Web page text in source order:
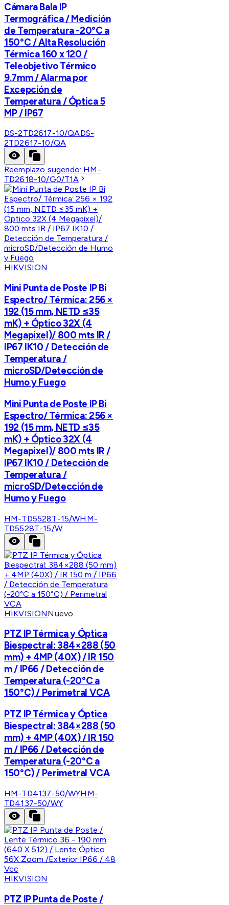
Cámara Bala IP
Termográfica / Medición
de Temperatura -20°C a
150°C / Alta Resolución
Térmica 160 x 120 /
Teleobjetivo Térmico
9.7mm / Alarma por
Excepción de
Temperatura / Óptica 5
MP / IP67
DS-2TD2617-10/QADS-
2TD2617-10/QA
Reemplazo sugerido: HM-
TD2618-10/G0/T1A
HIKVISION
Mini Punta de Poste IP Bi
Espectro/ Térmica: 256 ×
192 (15 mm, NETD ≤35
mK) + Óptico 32X (4
Megapixel)/ 800 mts IR /
IP67 IK10 / Detección de
Temperatura /
microSD/Detección de
Humo y Fuego
Mini Punta de Poste IP Bi
Espectro/ Térmica: 256 ×
192 (15 mm, NETD ≤35
mK) + Óptico 32X (4
Megapixel)/ 800 mts IR /
IP67 IK10 / Detección de
Temperatura /
microSD/Detección de
Humo y Fuego
HM-TD5528T-15/WHM-
TD5528T-15/W
HIKVISIONNuevo
PTZ IP Térmica y Óptica
Biespectral: 384×288 (50
mm) + 4MP (40X) / IR 150
m / IP66 / Detección de
Temperatura (-20°C a
150°C) / Perimetral VCA
PTZ IP Térmica y Óptica
Biespectral: 384×288 (50
mm) + 4MP (40X) / IR 150
m / IP66 / Detección de
Temperatura (-20°C a
150°C) / Perimetral VCA
HM-TD4137-50/WYHM-
TD4137-50/WY
HIKVISION
PTZ IP Punta de Poste /